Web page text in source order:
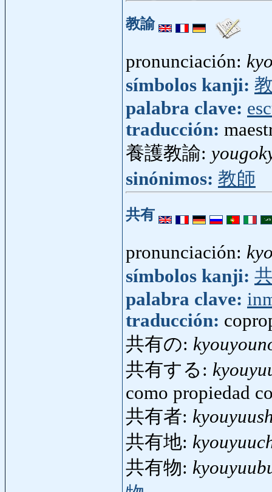
教諭
pronunciación:
símbolos kanji:
palabra clave:
traducción:
養護教諭:
sinónimos: 教師
共有
pronunciación:
símbolos kanji:
palabra clave:
traducción:
共有の:
共有する:
como propiedad
共有者:
共有地:
共有物: